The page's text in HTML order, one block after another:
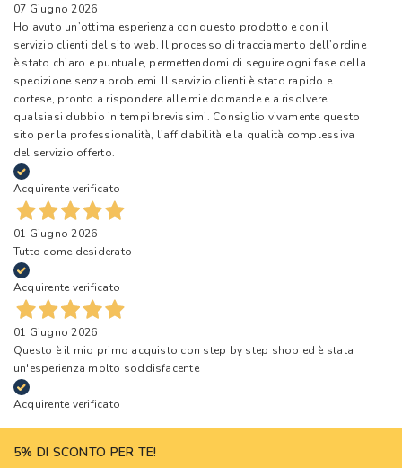
07 Giugno 2026
Ho avuto un’ottima esperienza con questo prodotto e con il
servizio clienti del sito web. Il processo di tracciamento dell’ordine
è stato chiaro e puntuale, permettendomi di seguire ogni fase della
spedizione senza problemi. Il servizio clienti è stato rapido e
cortese, pronto a rispondere alle mie domande e a risolvere
qualsiasi dubbio in tempi brevissimi. Consiglio vivamente questo
sito per la professionalità, l’affidabilità e la qualità complessiva
del servizio offerto.
Acquirente verificato
01 Giugno 2026
Tutto come desiderato
Acquirente verificato
01 Giugno 2026
Questo è il mio primo acquisto con step by step shop ed è stata
un'esperienza molto soddisfacente
Acquirente verificato
5% DI SCONTO PER TE!